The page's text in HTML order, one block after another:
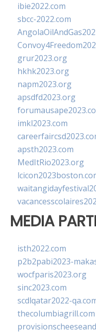
ibie2022.com
sbcc-2022.com
grur2023.org
hkhk2023.org
napm2023.org
apsdfd2023.org
imkl2023.com
apsth2023.com
MedItRio2023.org
MEDIA
isth2022.com
p2b2pabi2023-
wocfparis2023.org
sinc2023.com
scdlqatar2022-
thecolumbiagrill.com